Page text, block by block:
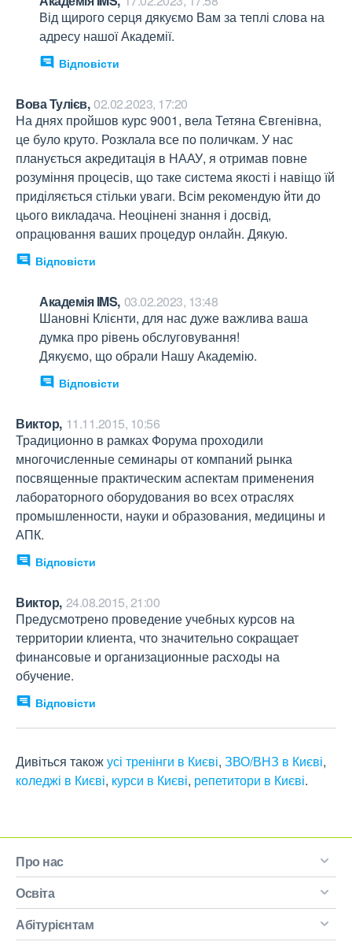
Від щирого серця дякуємо Вам за теплі слова на
адресу нашої Академії.
Відповісти
Вова Тулієв, 02.02.2023, 17:20
На днях пройшов курс 9001, вела Тетяна Євгенівна,
це було круто. Розклала все по поличкам. У нас
планується акредитація в НААУ, я отримав повне
розуміння процесів, що таке система якості і навіщо їй
приділяється стільки уваги. Всім рекомендую йти до
цього викладача. Неоцінені знання і досвід,
опрацювання ваших процедур онлайн. Дякую.
Відповісти
Академія IMS, 03.02.2023, 13:48
Шановні Клієнти, для нас дуже важлива ваша
думка про рівень обслуговування!
Дякуємо, що обрали Нашу Академію.
Відповісти
Виктор, 11.11.2015, 10:56
Традиционно в рамках Форума проходили
многочисленные семинары от компаний рынка
посвященные практическим аспектам применения
лабораторного оборудования во всех отраслях
промышленности, науки и образования, медицины и
АПК.
Відповісти
Виктор, 24.08.2015, 21:00
Предусмотрено проведение учебных курсов на
территории клиента, что значительно сокращает
финансовые и организационные расходы на
обучение.
Відповісти
Дивіться такожусі тренінги в Києві, ЗВО/ВНЗ в Києві,
коледжі в Києві, курси в Києві, репетитори в Києві.
Про нас
Освіта
Абітурієнтам